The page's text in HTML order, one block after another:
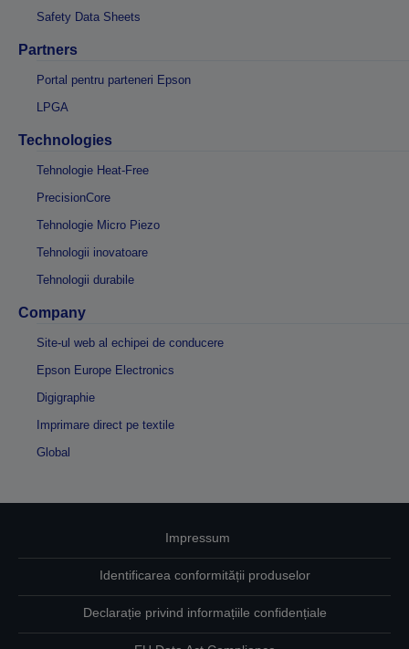
Safety Data Sheets
Partners
Portal pentru parteneri Epson
LPGA
Technologies
Tehnologie Heat-Free
PrecisionCore
Tehnologie Micro Piezo
Tehnologii inovatoare
Tehnologii durabile
Company
Site-ul web al echipei de conducere
Epson Europe Electronics
Digigraphie
Imprimare direct pe textile
Global
Impressum
Identificarea conformității produselor
Declarație privind informațiile confidențiale